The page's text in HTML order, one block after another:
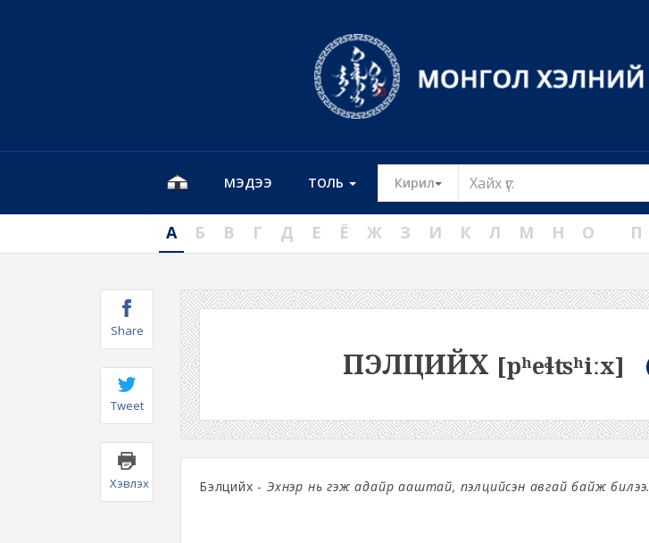
МЭДЭЭ ТОЛЬ Кирил Toggle Dropdown
А Б В Г Д Е Ё Ж З И К Л М Н О П
Share
Tweet
Хэвлэх
ПЭЛЦИЙХ [pʰeɬʦʰiːx]
Бэлцийх - Эхнэр нь гэж адайр ааштай, пэлцийсэн авгай байж билээ.